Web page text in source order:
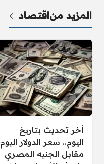
المزيد مناقتصاد
أخر تحديث بتاريخ
اليوم.. سعر الدولار اليوم
مقابل الجنيه المصري